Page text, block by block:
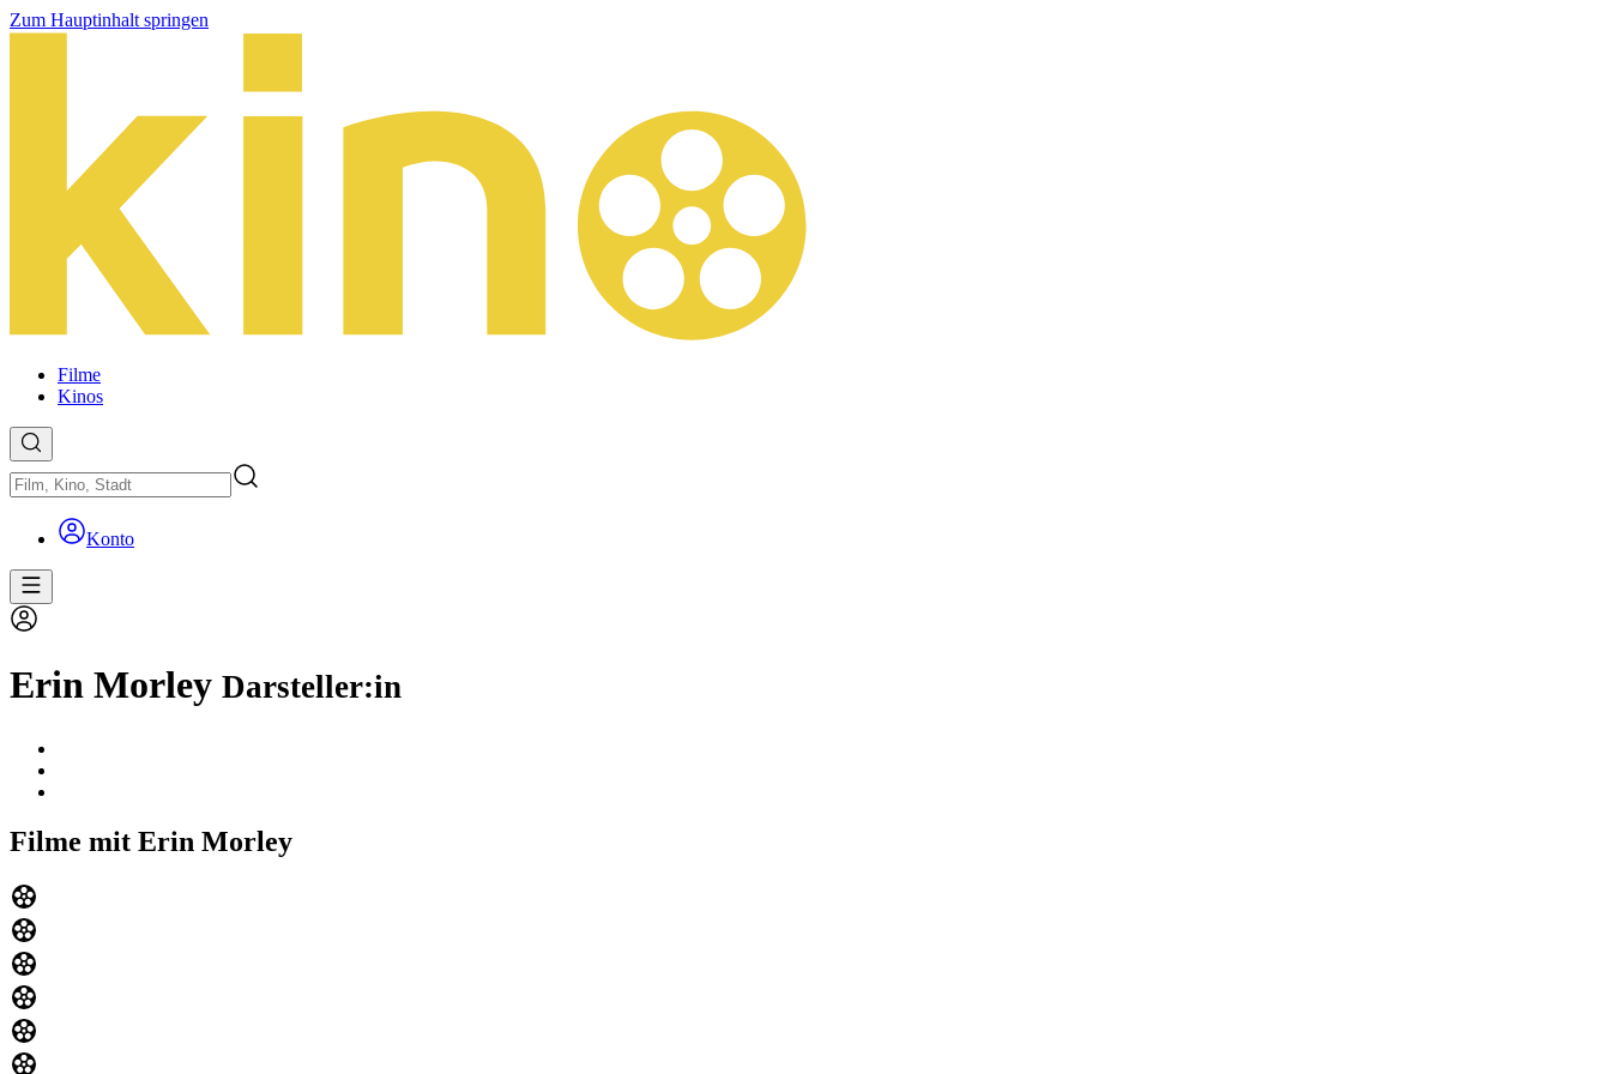
Zum Hauptinhalt springen
Filme
Kinos
Konto
Erin Morley Darsteller:in
Filme mit Erin Morley